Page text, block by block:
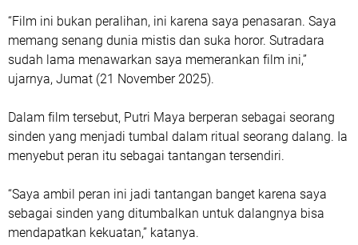
“Film ini bukan peralihan, ini karena saya penasaran. Saya
memang senang dunia mistis dan suka horor. Sutradara
sudah lama menawarkan saya memerankan film ini,”
ujarnya, Jumat (21 November 2025).
Dalam film tersebut, Putri Maya berperan sebagai seorang
sinden yang menjadi tumbal dalam ritual seorang dalang. Ia
menyebut peran itu sebagai tantangan tersendiri.
“Saya ambil peran ini jadi tantangan banget karena saya
sebagai sinden yang ditumbalkan untuk dalangnya bisa
mendapatkan kekuatan,” katanya.